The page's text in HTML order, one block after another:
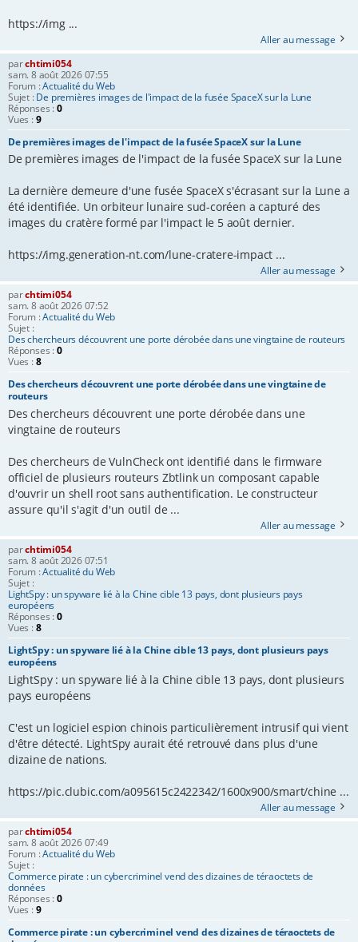
https://img ...
Aller au message
parchtimi054
sam. 8 août 2026 07:55
Forum :Actualité du Web
Sujet :De premières images de l'impact de la fusée SpaceX sur la Lune
Réponses :0
Vues :9
De premières images de l'impact de la fusée SpaceX sur la Lune
De premières images de l'impact de la fusée SpaceX sur la Lune
La dernière demeure d'une fusée SpaceX s'écrasant sur la Lune a
été identifiée. Un orbiteur lunaire sud-coréen a capturé des
images du cratère formé par l'impact le 5 août dernier.
https://img.generation-nt.com/lune-cratere-impact ...
Aller au message
parchtimi054
sam. 8 août 2026 07:52
Forum :Actualité du Web
Sujet :
Des chercheurs découvrent une porte dérobée dans une vingtaine de routeurs
Réponses :0
Vues :8
Des chercheurs découvrent une porte dérobée dans une vingtaine de
routeurs
Des chercheurs découvrent une porte dérobée dans une
vingtaine de routeurs
Des chercheurs de VulnCheck ont identifié dans le firmware
officiel de plusieurs routeurs Zbtlink un composant capable
d'ouvrir un shell root sans authentification. Le constructeur
assure qu'il s'agit d'un outil de ...
Aller au message
parchtimi054
sam. 8 août 2026 07:51
Forum :Actualité du Web
Sujet :
LightSpy : un spyware lié à la Chine cible 13 pays, dont plusieurs pays
européens
Réponses :0
Vues :8
LightSpy : un spyware lié à la Chine cible 13 pays, dont plusieurs pays
européens
LightSpy : un spyware lié à la Chine cible 13 pays, dont plusieurs
pays européens
C'est un logiciel espion chinois particulièrement intrusif qui vient
d'être détecté. LightSpy aurait été retrouvé dans plus d'une
dizaine de nations.
https://pic.clubic.com/a095615c2422342/1600x900/smart/chine ...
Aller au message
parchtimi054
sam. 8 août 2026 07:49
Forum :Actualité du Web
Sujet :
Commerce pirate : un cybercriminel vend des dizaines de téraoctets de
données
Réponses :0
Vues :9
Commerce pirate : un cybercriminel vend des dizaines de téraoctets de